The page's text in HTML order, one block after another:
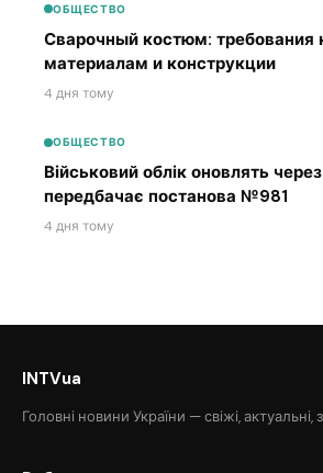
ОБЩЕСТВО
Сварочный костюм: требования
материалам и конструкции
4 дня тому
ОБЩЕСТВО
Військовий облік оновлять
передбачає постанова №981
4 дня тому
INTVua
Головні новини України — свіжі, актуальні,